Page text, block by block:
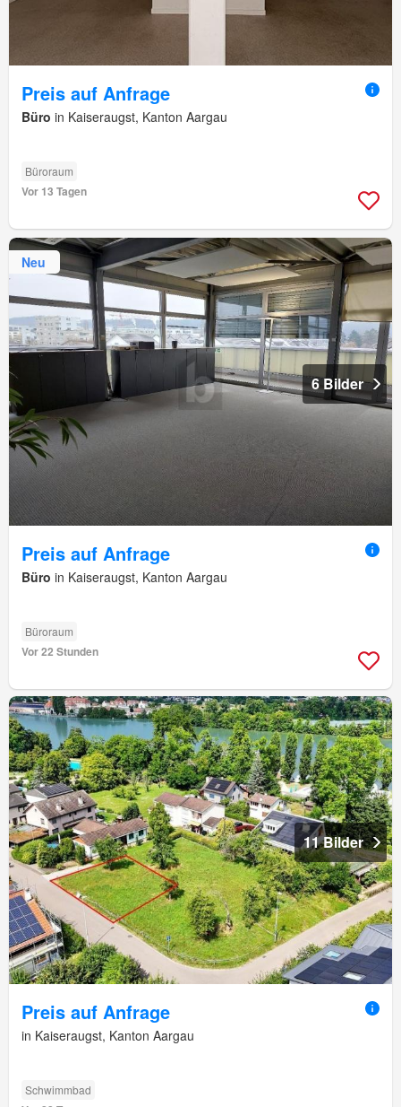
Preis auf Anfrage
Büro in Kaiseraugst, Kanton Aargau
Büroraum
Vor 13 Tagen
Neu
6 Bilder
Preis auf Anfrage
Büro in Kaiseraugst, Kanton Aargau
Büroraum
Vor 22 Stunden
11 Bilder
Preis auf Anfrage
in Kaiseraugst, Kanton Aargau
Schwimmbad